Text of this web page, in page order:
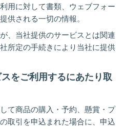
用に対して書類、ウェブフォー
供される一切の情報。
、当社提供のサービスとは関連
所定の手続きにより当社に提供
スをご利用するにあたり取
て商品の購入・予約、懸賞・プ
取引を申込まれた場合に、申込